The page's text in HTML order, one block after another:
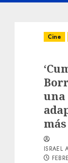
Cine
una
ISRAEL